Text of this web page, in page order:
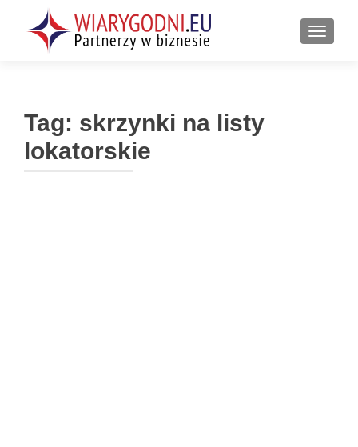
Tag: skrzynki na listy
lokatorskie